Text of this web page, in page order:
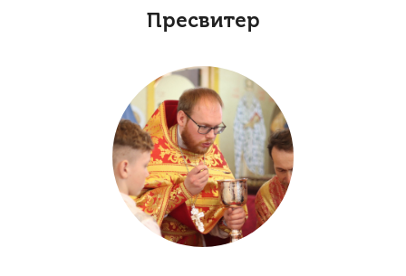
Пресвитер